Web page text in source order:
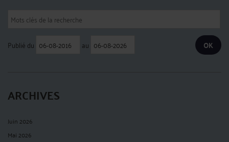
Publié du au
ARCHIVES
Juin 2026
Mai 2026